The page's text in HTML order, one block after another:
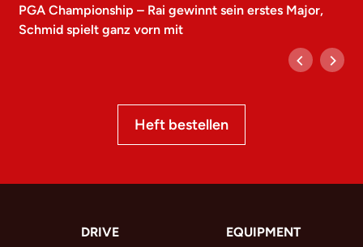
PGA Championship – Rai gewinnt sein erstes Major,
Schmid spielt ganz vorn mit
Heft bestellen
DRIVE EQUIPMENT